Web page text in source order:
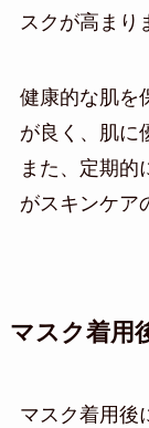
スクが高まり
健康的な肌を
が良く、肌に
また、定期的
がスキンケア
マスク着用
マスク着用後